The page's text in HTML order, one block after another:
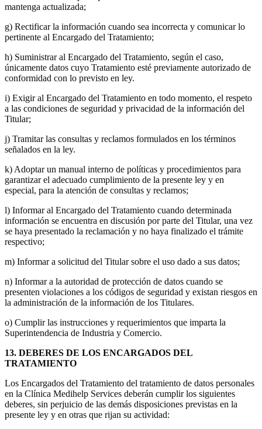
mantenga actualizada;
g) Rectificar la información cuando sea incorrecta y comunicar lo
pertinente al Encargado del Tratamiento;
h) Suministrar al Encargado del Tratamiento, según el caso,
únicamente datos cuyo Tratamiento esté previamente autorizado de
conformidad con lo previsto en ley.
i) Exigir al Encargado del Tratamiento en todo momento, el respeto
a las condiciones de seguridad y privacidad de la información del
Titular;
j) Tramitar las consultas y reclamos formulados en los términos
señalados en la ley.
k) Adoptar un manual interno de políticas y procedimientos para
garantizar el adecuado cumplimiento de la presente ley y en
especial, para la atención de consultas y reclamos;
l) Informar al Encargado del Tratamiento cuando determinada
información se encuentra en discusión por parte del Titular, una vez
se haya presentado la reclamación y no haya finalizado el trámite
respectivo;
m) Informar a solicitud del Titular sobre el uso dado a sus datos;
n) Informar a la autoridad de protección de datos cuando se
presenten violaciones a los códigos de seguridad y existan riesgos en
la administración de la información de los Titulares.
o) Cumplir las instrucciones y requerimientos que imparta la
Superintendencia de Industria y Comercio.
13. DEBERES DE LOS ENCARGADOS DEL
TRATAMIENTO
Los Encargados del Tratamiento del tratamiento de datos personales
en la Clínica Medihelp Services deberán cumplir los siguientes
deberes, sin perjuicio de las demás disposiciones previstas en la
presente ley y en otras que rijan su actividad: